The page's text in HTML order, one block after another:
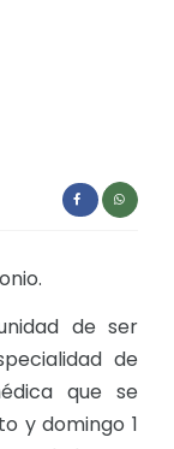
Territorial -
de ser
de
que se
y domingo 1